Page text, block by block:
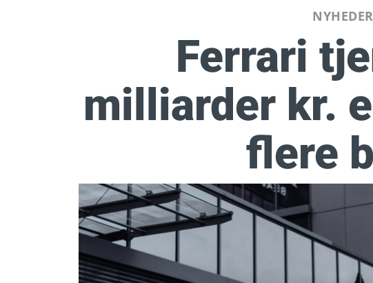
NYHEDER
Ferrari
milliarder kr.
flere